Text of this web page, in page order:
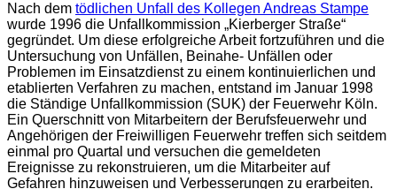
Nach dem tödlichen Unfall des Kollegen Andreas Stampe
wurde 1996 die Unfallkommission „Kierberger Straße“
gegründet. Um diese erfolgreiche Arbeit fortzuführen und die
Untersuchung von Unfällen, Beinahe- Unfällen oder
Problemen im Einsatzdienst zu einem kontinuierlichen und
etablierten Verfahren zu machen, entstand im Januar 1998
die Ständige Unfallkommission (SUK) der Feuerwehr Köln.
Ein Querschnitt von Mitarbeitern der Berufsfeuerwehr und
Angehörigen der Freiwilligen Feuerwehr treffen sich seitdem
einmal pro Quartal und versuchen die gemeldeten
Ereignisse zu rekonstruieren, um die Mitarbeiter auf
Gefahren hinzuweisen und Verbesserungen zu erarbeiten.